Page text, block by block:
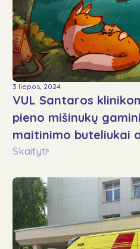
3 liepos, 2024
VUL Santaros
pieno mišinukų
maitinimo buteliukai
Skaityti›